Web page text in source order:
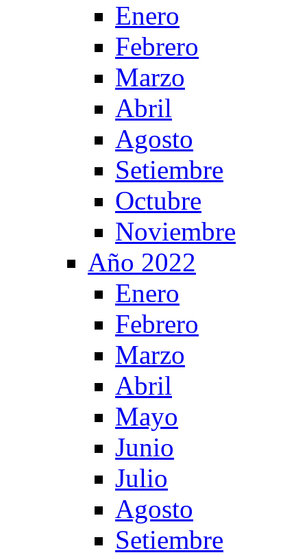
Enero
Febrero
Marzo
Abril
Agosto
Setiembre
Octubre
Noviembre
Año 2022
Enero
Febrero
Marzo
Abril
Mayo
Junio
Julio
Agosto
Setiembre